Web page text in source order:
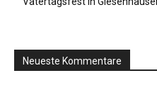
Neueste Kommentare